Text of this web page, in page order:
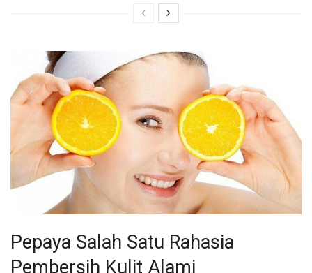
Pepaya Salah Satu Rahasia
Pembersih Kulit Alami